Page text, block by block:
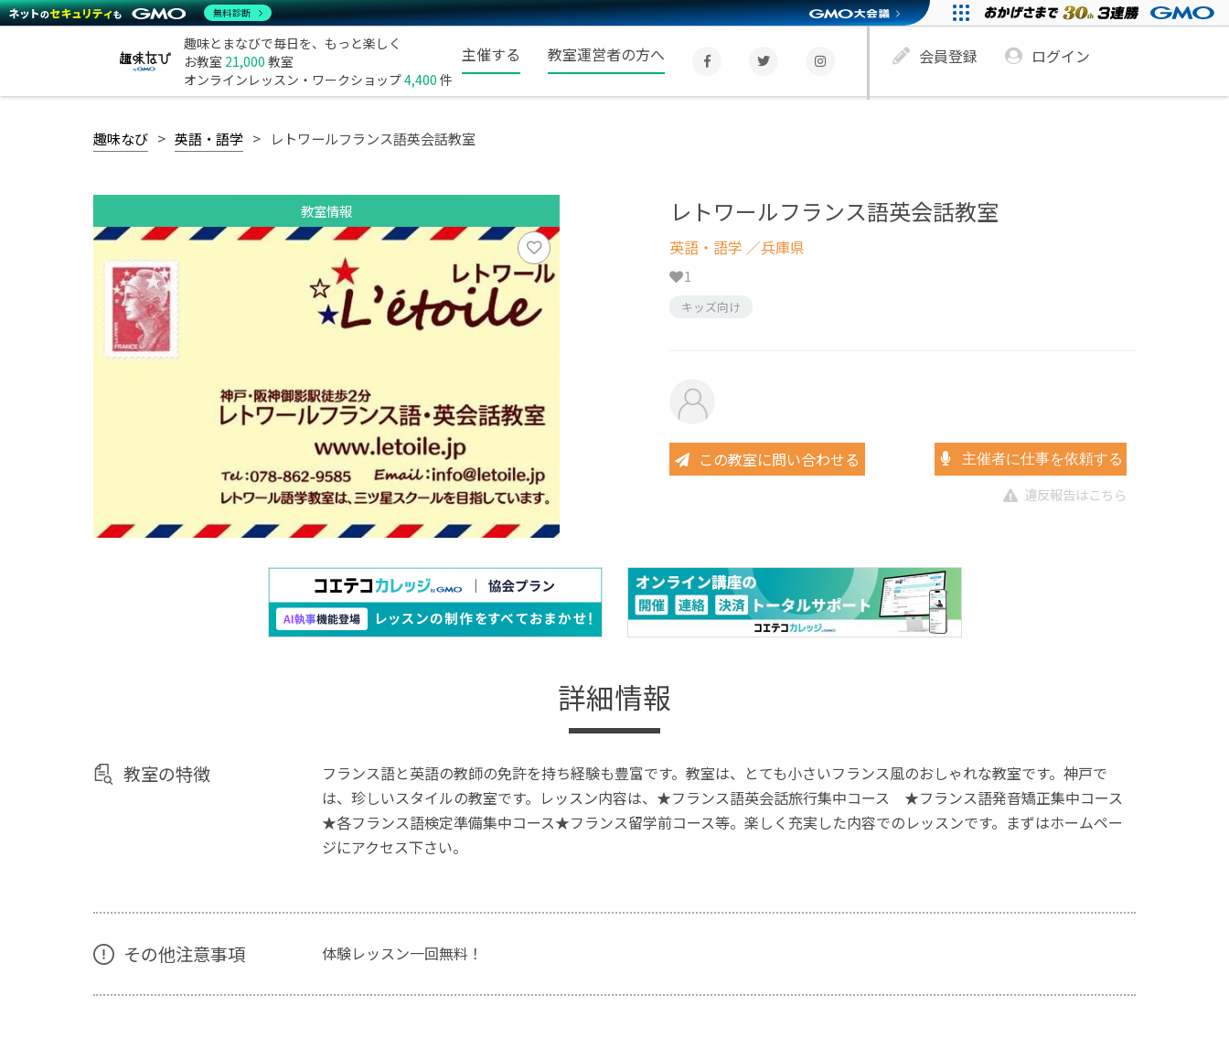
趣味とまなびで毎日を、もっと楽しく
お教室 21,000 教室
オンラインレッスン・ワークショップ4,400 件
主催する 教室運営者の方へ 会員登録 ログイン
趣味なび 英語・語学 レトワールフランス語英会話教室
教室情報 レトワールフランス語英会話教室
英語・語学 ／兵庫県
1
キッズ向け
この教室に問い合わせる 主催者に仕事を依頼する
違反報告はこちら
詳細情報
教室の特徴
フランス語と英語の教師の免許を持ち経験も豊富です。教室は、とても小さいフランス風のおしゃれな教室です。神戸で
は、珍しいスタイルの教室です。レッスン内容は、★フランス語英会話旅行集中コース ★フランス語発音矯正集中コース
★各フランス語検定準備集中コース★フランス留学前コース等。楽しく充実した内容でのレッスンです。まずはホームペー
ジにアクセス下さい。
その他注意事項 体験レッスン一回無料！
無料診断